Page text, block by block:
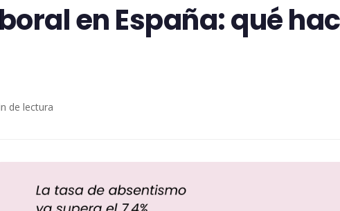
en España: qué
de lectura